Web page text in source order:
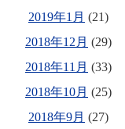
2019年1月 (21)
2018年12月 (29)
2018年11月 (33)
2018年10月 (25)
2018年9月 (27)